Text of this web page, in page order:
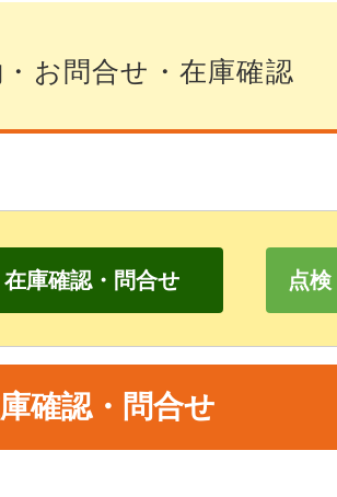
お問合せ・在庫確認
在庫確認・問合せ 点
確認・問合せ